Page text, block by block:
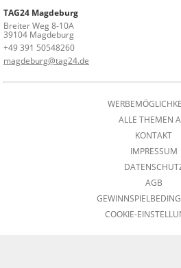
TAG24 Magdeburg
Breiter Weg 8-10A
39104 Magdeburg
+49 391 50548260
magdeburg@tag24.de
ALLE THEMEN
KONTAKT
IMPRESSUM
AGB
COOKIE-